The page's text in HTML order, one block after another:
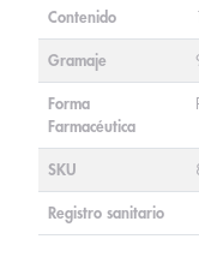
Contenido 1
Gramaje
Forma
Farmacéutica
SKU
Registro sanitario